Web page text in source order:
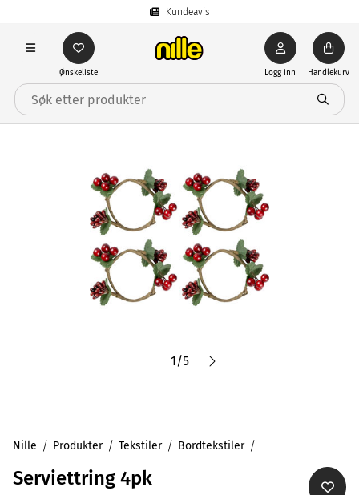
Kundeavis
Ønskeliste Logg inn Handlekurv
1/5
Nille Produkter Tekstiler Bordtekstiler
Serviettring 4pk